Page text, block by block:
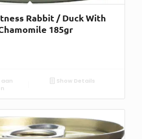
Rabbit / Duck With
185gr
Show Details